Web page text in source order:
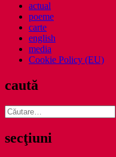
actual
poeme
carte
english
media
Cookie Policy (EU)
caută
Caută
după:
secţiuni